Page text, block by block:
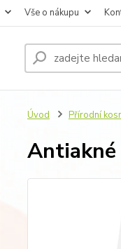
Vše o nákupu
Úvod Přírodní